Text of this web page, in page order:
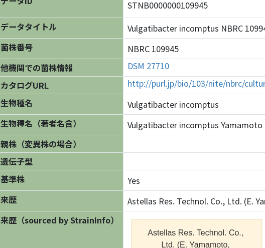
STNB0000000109945
データタイトル
Vulgatibacter incomptus NBRC
菌株番号
NBRC 109945
他機関での菌株情報
DSM 27710
カタログURL
http://purl.jp/bio/103/nite/nbrc/
生物種名
Vulgatibacter incomptus
生物種名（著者名含）
Vulgatibacter incomptus Yamamoto
親株（変異株の場合）
遺伝子型
基準株
Yes
来歴
Astellas Res. Technol. Co., Ltd. (E.
来歴（sourced by StrainInfo）